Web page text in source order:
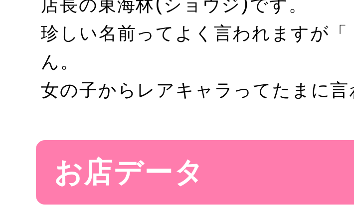
珍しい名前ってよく言われますが
ん。
女の子からレアキャラってたまに言
お店データ